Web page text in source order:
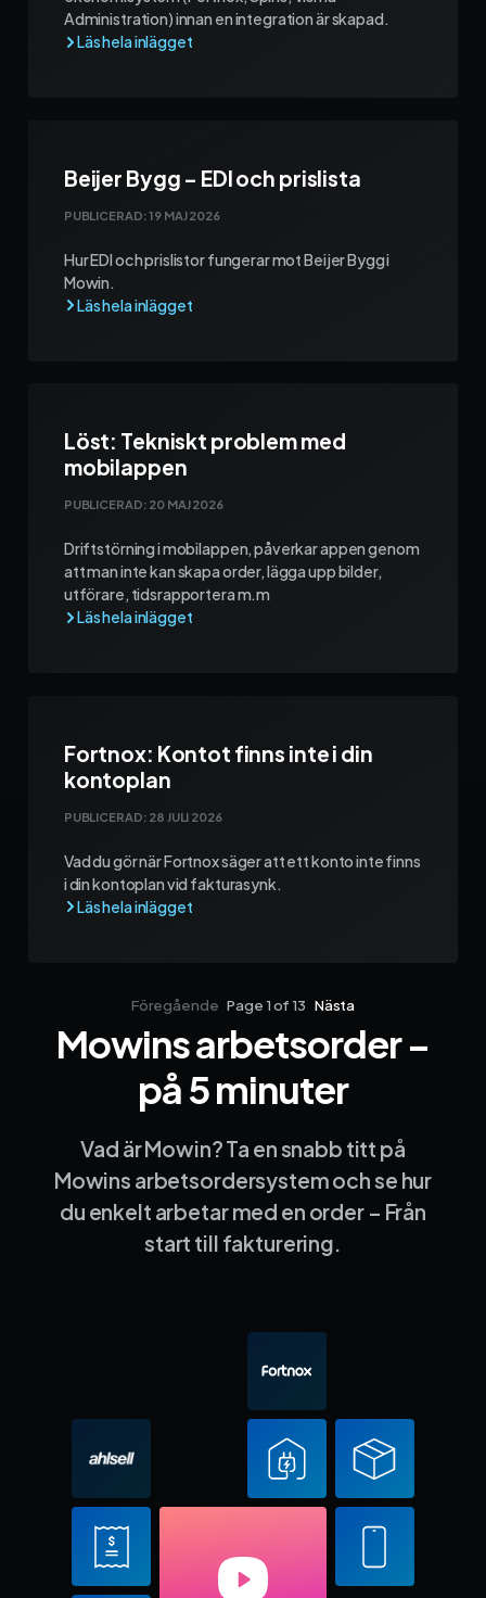
Administration) innan en integration är skapad.
Beijer Bygg – EDI och prislista
PUBLICERAD:19 MAJ 2026
Hur EDI och prislistor fungerar mot Beijer Bygg i
Mowin.
Löst: Tekniskt problem med
mobilappen
PUBLICERAD: 20 MAJ 2026
Driftstörning i mobilappen, påverkar appen genom
att man inte kan skapa order, lägga upp bilder,
utförare, tidsrapportera m.m
Fortnox: Kontot finns inte i din
kontoplan
PUBLICERAD: 28 JULI 2026
Vad du gör när Fortnox säger att ett konto inte finns
i din kontoplan vid fakturasynk.
Föregående Page 1 of 13 Nästa
Sida 1Sida 2 Sida 3Sida 4 Sida 5Sida 6 Sida 7 Sida 8Sida 9
Mowins arbetsorder –
på 5 minuter
Vad är Mowin? Ta en snabb titt på
Mowins arbetsordersystem och se hur
du enkelt arbetar med en order – Från
start till fakturering.